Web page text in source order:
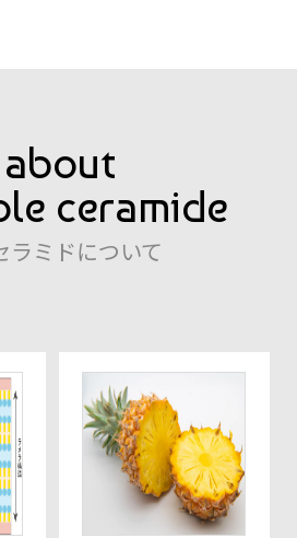
ceramide
ラミドについて